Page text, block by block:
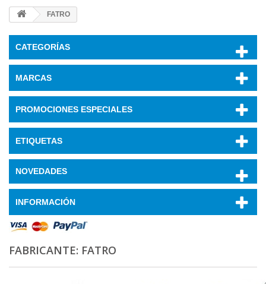
FATRO
CATEGORÍAS
MARCAS
PROMOCIONES ESPECIALES
ETIQUETAS
NOVEDADES
INFORMACIÓN
FABRICANTE: FATRO